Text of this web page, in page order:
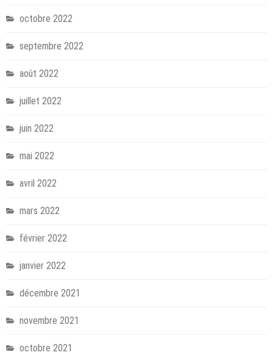
octobre 2022
septembre 2022
août 2022
juillet 2022
juin 2022
mai 2022
avril 2022
mars 2022
février 2022
janvier 2022
décembre 2021
novembre 2021
octobre 2021